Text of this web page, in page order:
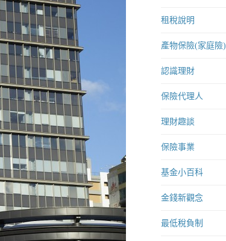
租稅說明
產物保險(家庭險)
認識理財
保險代理人
理財趣談
保險事業
基金小百科
金錢新觀念
最低稅負制